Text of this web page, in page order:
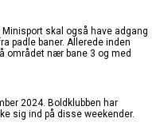
skal også have adgang
padle baner. Allerede inden
området nær bane 3 og med
2024. Boldklubben har
sig ind på disse weekender.